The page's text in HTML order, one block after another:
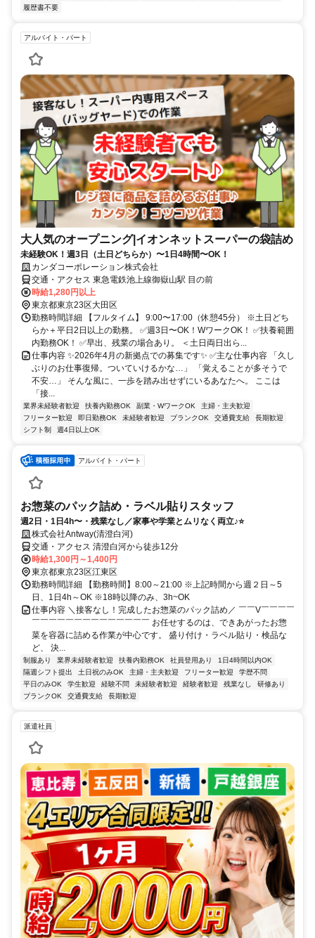
履歴書不要
アルバイト・パート
大人気のオープニング|イオンネットスーパーの袋詰め
未経験OK！週3日（土日どちらか）〜1日4時間〜OK！
カンダコーポレーション株式会社
交通・アクセス 東急電鉄池上線御嶽山駅 目の前
時給1,280円以上
東京都東京23区大田区
勤務時間詳細 【フルタイム】 9:00〜17:00（休憩45分） ※土日どち
らか＋平日2日以上の勤務。 ✅週3日〜OK！WワークOK！ ✅扶養範囲
内勤務OK！ ✅早出、残業の場合あり。 ＜土日両日出ら...
仕事内容 ✨2026年4月の新拠点での募集です✨ ✅主な仕事内容 「久し
ぶりのお仕事復帰。ついていけるかな…」 「覚えることが多そうで
不安…」 そんな風に、一歩を踏み出せずにいるあなたへ。 ここは
「接...
業界未経験者歓迎 扶養内勤務OK 副業・WワークOK
主婦・主夫歓迎
フリーター歓迎
即日勤務OK 未経験者歓迎 ブランクOK 交通費支給
長期歓迎
シフト制
週4日以上OK
アルバイト・パート
お惣菜のパック詰め・ラベル貼りスタッフ
週2日・1日4h〜・残業なし／家事や学業とムリなく両立♪⭐
株式会社Antway(清澄白河)
交通・アクセス 清澄白河から徒歩12分
時給1,300円～1,400円
東京都東京23区江東区
勤務時間詳細 【勤務時間】8:00～21:00 ※上記時間から週２日～5
日、1日4h～OK ※18時以降のみ、3h~OK
仕事内容 ＼接客なし！完成したお惣菜のパック詰め／ ￣￣V￣￣￣￣
￣￣￣￣￣￣￣￣￣￣￣￣￣￣ お任せするのは、できあがったお惣
菜を容器に詰める作業が中心です。 盛り付け・ラベル貼り・検品な
ど、 決...
制服あり 業界未経験者歓迎 扶養内勤務OK 社員登用あり
1日4時間以内OK
隔週シフト提出
土日祝のみOK 主婦・主夫歓迎 フリーター歓迎
学歴不問
平日のみOK
学生歓迎 経験不問 未経験者歓迎 経験者歓迎 残業なし
研修あり
ブランクOK
交通費支給 長期歓迎
派遣社員